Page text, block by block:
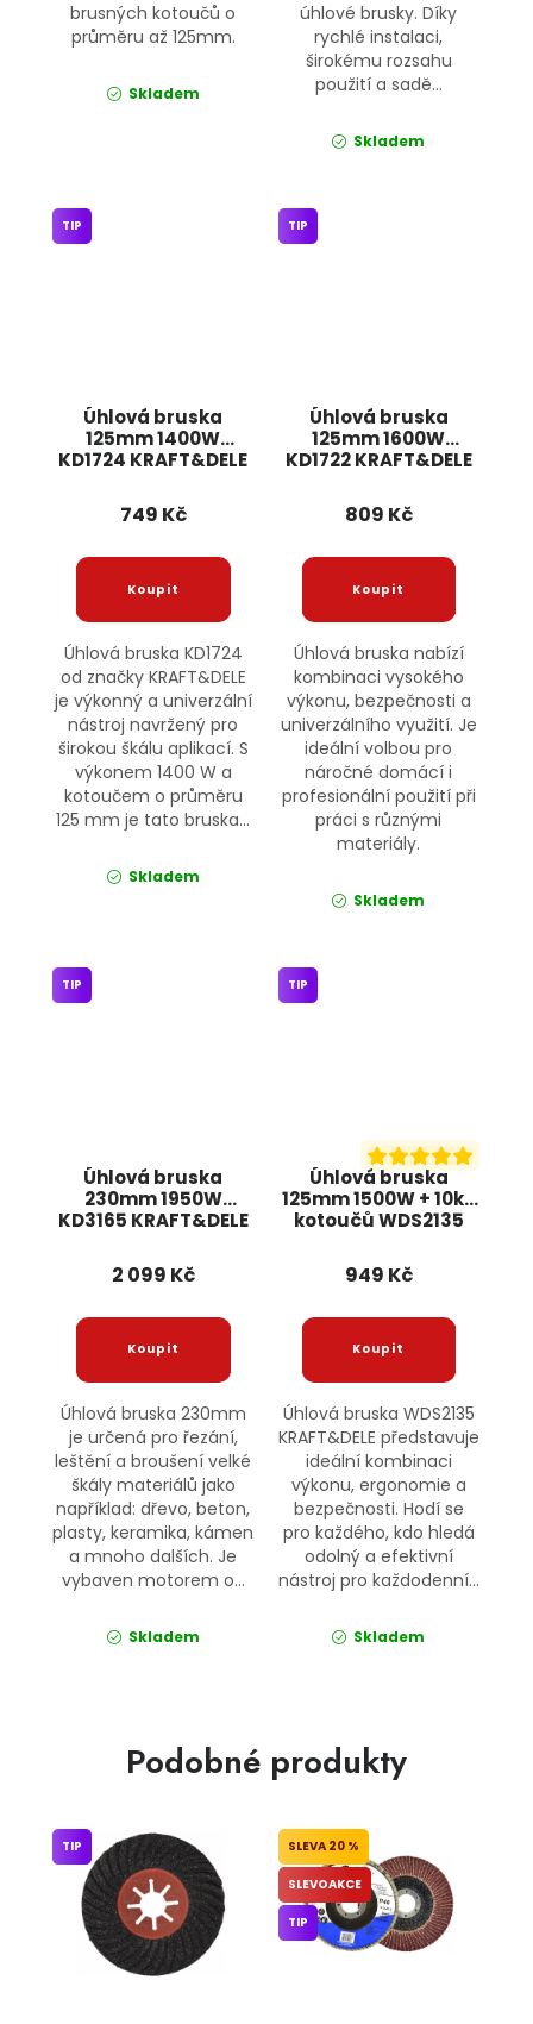
brusných kotoučů o
průměru až 125mm.
Skladem
úhlové brusky. Díky
rychlé instalaci,
širokému rozsahu
použití a sadě...
Skladem
Úhlová bruska
125mm 1400W
KD1724 KRAFT&DELE
TIP
749 Kč
Úhlová bruska KD1724
od značky KRAFT&DELE
je výkonný a univerzální
nástroj navržený pro
širokou škálu aplikací. S
výkonem 1400 W a
kotoučem o průměru
125 mm je tato bruska...
Skladem
Úhlová bruska
125mm 1600W
KD1722 KRAFT&DELE
TIP
809 Kč
Úhlová bruska nabízí
kombinaci vysokého
výkonu, bezpečnosti a
univerzálního využití. Je
ideální volbou pro
náročné domácí i
profesionální použití při
práci s různými
materiály.
Skladem
Úhlová bruska
230mm 1950W
KD3165 KRAFT&DELE
TIP
2 099 Kč
Úhlová bruska 230mm
je určená pro řezání,
leštění a broušení velké
škály materiálů jako
například: dřevo, beton,
plasty, keramika, kámen
a mnoho dalších. Je
vybaven motorem o...
Skladem
Úhlová bruska
125mm 1500W + 10ks
kotoučů WDS2135
TIP
949 Kč
Úhlová bruska WDS2135
KRAFT&DELE představuje
ideální kombinaci
výkonu, ergonomie a
bezpečnosti. Hodí se
pro každého, kdo hledá
odolný a efektivní
nástroj pro každodenní...
Skladem
Podobné produkty
TIP 20 %
SLEVOAKCE
TIP